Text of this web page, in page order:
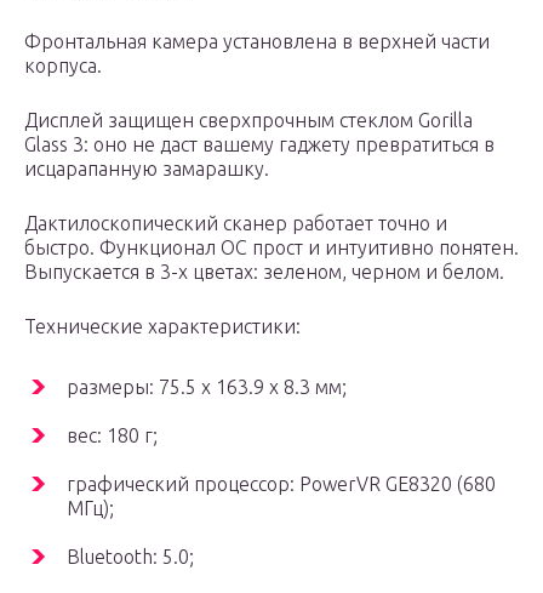
Фронтальная камера установлена в верхней части
корпуса.
Дисплей защищен сверхпрочным стеклом Gorilla
Glass 3: оно не даст вашему гаджету превратиться в
исцарапанную замарашку.
Дактилоскопический сканер работает точно и
быстро. Функционал ОС прост и интуитивно понятен.
Выпускается в 3-х цветах: зеленом, черном и белом.
Технические характеристики:
размеры: 75.5 x 163.9 x 8.3 мм;
вес: 180 г;
графический процессор: PowerVR GE8320 (680
МГц);
Bluetooth: 5.0;